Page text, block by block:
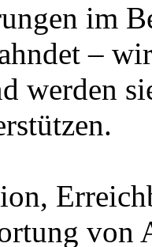
im
–
werden
von